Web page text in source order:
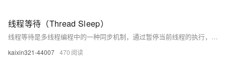
线程等待（Thread Sleep）
线程等待是多线程编程中的一种同步机制，通过暂停当前线程的执行，让出CPU时间给其他线程。常用于需要程序暂停或等待其他线程完成操作的场景。不同语言中实现方式各异，如Java的`Thread.sleep(1000)`、C#的`Thread.Sleep(1000)`和Python的`time.sleep(1)`。使用时需注意避免死锁，并考虑其对程序响应性的影响。
kaixin321-44007 470